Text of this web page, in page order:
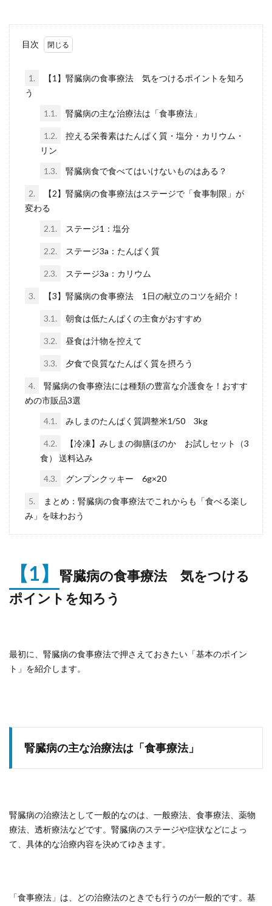
目次
1.
【1】腎臓病の食事療法 気をつけるポイントを知ろ
う
1.1.
腎臓病の主な治療法は「食事療法」
1.2.
控える栄養素はたんぱく質・塩分・カリウム・
リン
1.3.
腎臓病食で食べてはいけないものはある？
2.
【2】腎臓病の食事療法はステージで「食事制限」が
変わる
2.1.
ステージ1：塩分
2.2. ステージ3a：たんぱく質
2.3. ステージ3a：カリウム
3. 【3】腎臓病の食事療法 1日の献立のコツを紹介！
3.1. 朝食は低たんぱくの主食がおすすめ
3.2. 昼食は汁物を控えて
3.3. 夕食で良質なたんぱく質を摂ろう
4.
腎臓病の食事療法には種類の豊富な介護食を！おすす
めの市販品3選
4.1.
みしまのたんぱく質調整米1/50 3kg
4.2.
【冷凍】みしまの御膳ほのか お試しセット（3
食） 送料込み
4.3.
グンプンクッキー 6g×20
5.
まとめ：腎臓病の食事療法でこれからも「食べる楽し
み」を味わおう
【1】
腎臓病の食事療法 気をつける
ポイントを知ろう
最初に、腎臓病の食事療法で押さえておきたい「基本のポイン
ト」を紹介します。
腎臓病の主な治療法は「食事療法」
腎臓病の治療法として一般的なのは、一般療法、食事療法、薬物
療法、透析療法などです。腎臓病のステージや症状などによっ
て、具体的な治療内容を決めてゆきます。
「食事療法」は、どの治療法のときでも行うのが一般的です。基